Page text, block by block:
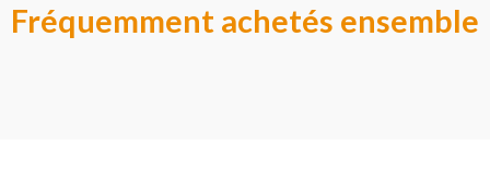
Fréquemment achetés ensemble